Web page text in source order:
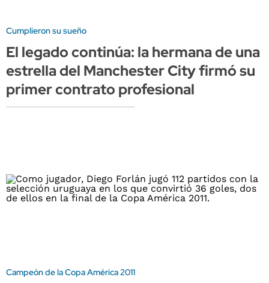
Cumplieron su sueño
El legado continúa: la hermana de una
estrella del Manchester City firmó su
primer contrato profesional
Campeón de la Copa América 2011